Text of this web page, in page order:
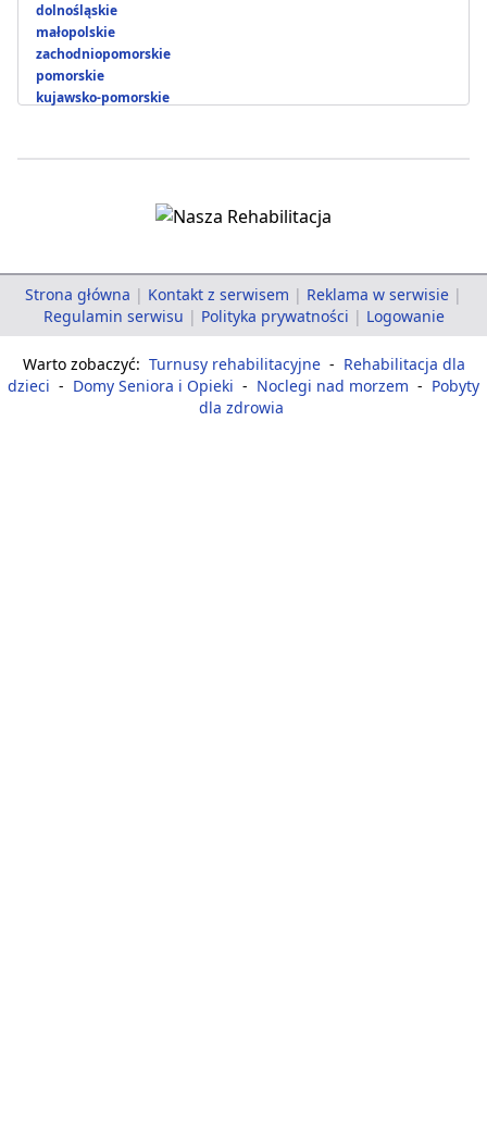
dolnośląskie
małopolskie
zachodniopomorskie
pomorskie
kujawsko-pomorskie
Strona główna | Kontakt z serwisem | Reklama w serwisie |
Regulamin serwisu | Polityka prywatności | Logowanie
Warto zobaczyć: Turnusy rehabilitacyjne - Rehabilitacja dla
dzieci - Domy Seniora i Opieki - Noclegi nad morzem - Pobyty
dla zdrowia